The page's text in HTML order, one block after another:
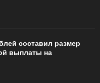
составил размер
выплаты на